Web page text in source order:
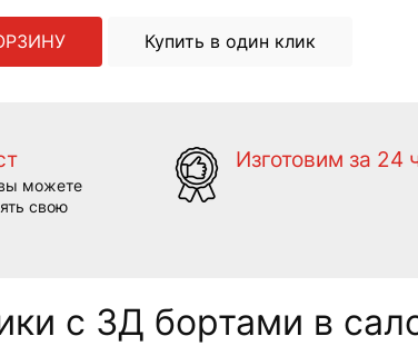
Купить в один клик
можете
свою
Изготовим за 24
c 3Д бортами в